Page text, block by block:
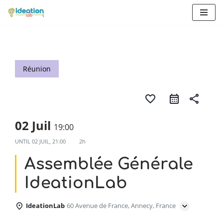
Réunion
favorite_border share
02 Juil 19:00
UNTIL 02 JUIL, 21:00 2h
Assemblée Générale
IdeationLab
IdeationLab 60 Avenue de France, Annecy, France